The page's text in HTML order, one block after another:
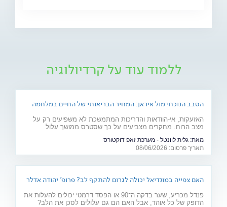
ללמוד עוד על קרדיולוגיה
הסבב הנוכחי מול איראן: המחיר הבריאותי של החיים במלחמה
האזעקות, אי-הוודאות והדריכות המתמשכת לא משפיעים רק על
מצב הרוח. מחקרים מצביעים על כך שסטרס ממושך עלול
מהלב ועד העור, אילו תופעות בריאותיות עלולות להתגבר בתקופות
של מתיחות ביטחונית ומה ניתן לעשות כדי לשמור על הבריאות
שלנו?
מאת: גלית לוונטל - מערכת זאפ דוקטורס
תאריך פרסום: 08/06/2026
האם צפייה במונדיאל יכולה לגרום להתקף לב? פרופ' יהודה אדלר
פנדל מכריע, שער בדקה ה־90 או הפסד דרמטי יכולים להעלות את
הדופק של כל אוהד, אבל האם הם גם עלולים לסכן את הלב?